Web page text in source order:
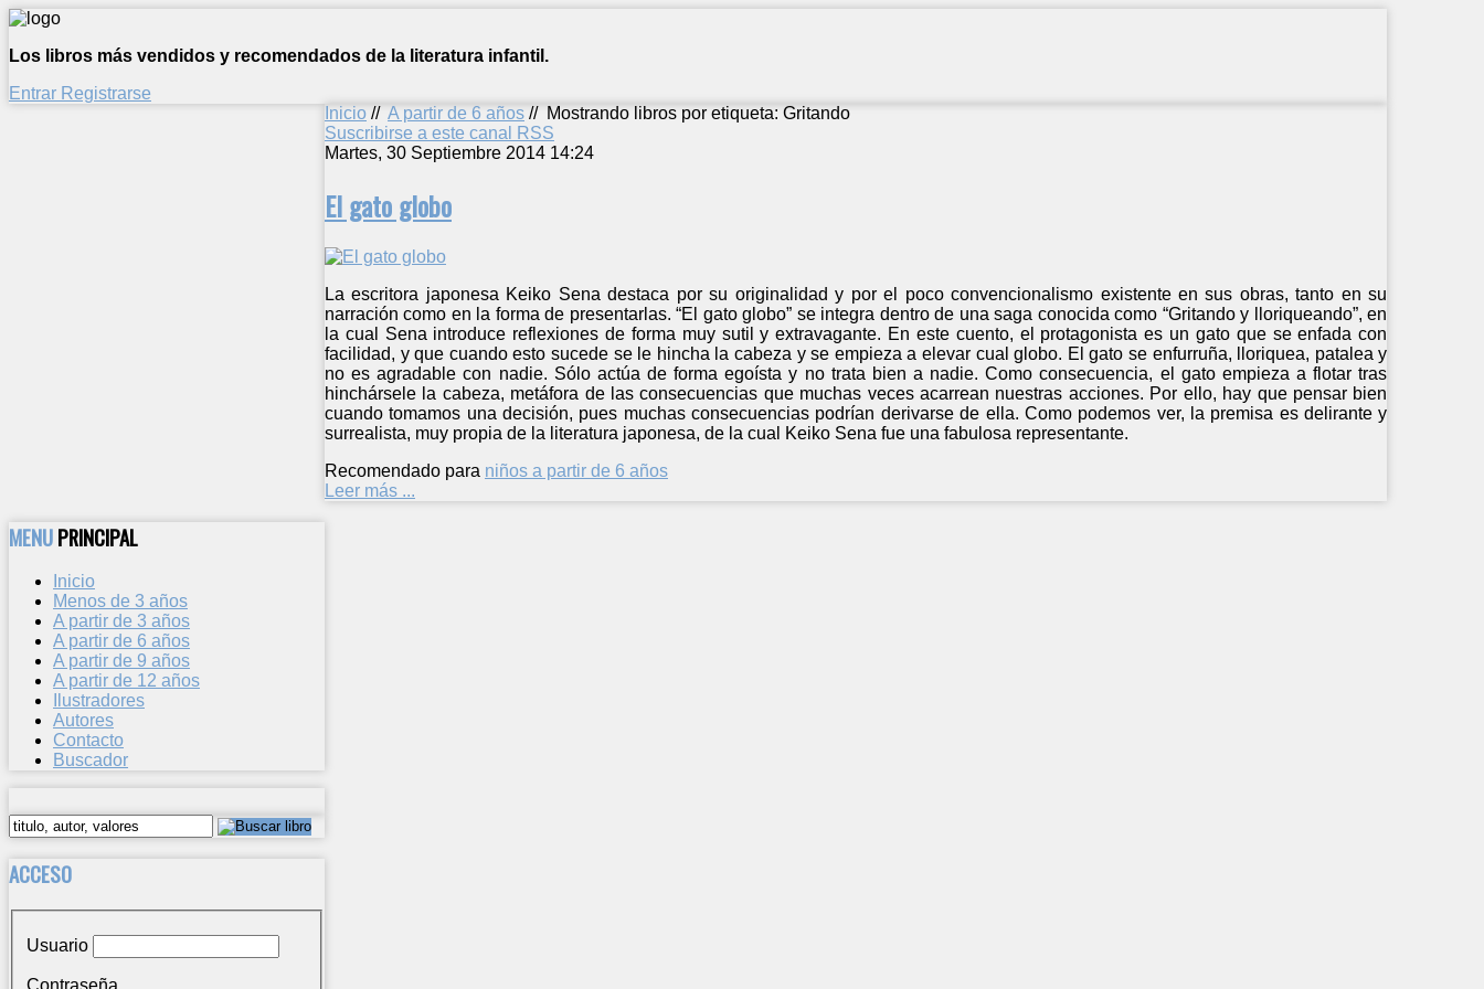
Los libros más vendidos y recomendados de la literatura infantil.
Entrar Registrarse
Inicio // A partir de 6 años // Mostrando libros por etiqueta: Gritando
Suscribirse a este canal RSS
Martes, 30 Septiembre 2014 14:24
El gato globo
La escritora japonesa Keiko Sena destaca por su originalidad y por el poco convencionalismo existente en sus obras, tanto en su
narración como en la forma de presentarlas. “El gato globo” se integra dentro de una saga conocida como “Gritando y lloriqueando”, en
la cual Sena introduce reflexiones de forma muy sutil y extravagante. En este cuento, el protagonista es un gato que se enfada con
facilidad, y que cuando esto sucede se le hincha la cabeza y se empieza a elevar cual globo. El gato se enfurruña, lloriquea, patalea y
no es agradable con nadie. Sólo actúa de forma egoísta y no trata bien a nadie. Como consecuencia, el gato empieza a flotar tras
hinchársele la cabeza, metáfora de las consecuencias que muchas veces acarrean nuestras acciones. Por ello, hay que pensar bien
cuando tomamos una decisión, pues muchas consecuencias podrían derivarse de ella. Como podemos ver, la premisa es delirante y
surrealista, muy propia de la literatura japonesa, de la cual Keiko Sena fue una fabulosa representante.
Recomendado para niños a partir de 6 años
Leer más ...
MENUPRINCIPAL
Inicio
Menos de 3 años
A partir de 3 años
A partir de 6 años
A partir de 9 años
A partir de 12 años
Ilustradores
Autores
Contacto
Buscador
ACCESO
Usuario